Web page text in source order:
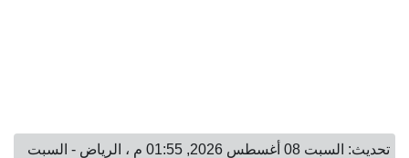
تحديث: السبت 08 أغسطس 2026, 01:55 م ، الرياض - السبت